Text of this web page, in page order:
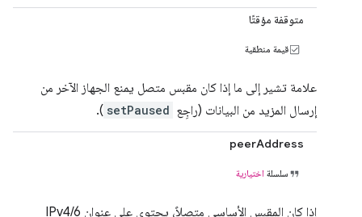
متوقفة مؤقتًا
قيمة منطقية
علامة تشير إلى ما إذا كان مقبس متصل يمنع الجهاز الآخر من
إرسال المزيد من البيانات (راجِع setPaused
).
peerAddress
سلسلة اختيارية
إذا كان المقبس الأساسي متصلاً، يحتوي على عنوان IPv4/6